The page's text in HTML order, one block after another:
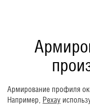
Армирование профиля
Например, Рехау